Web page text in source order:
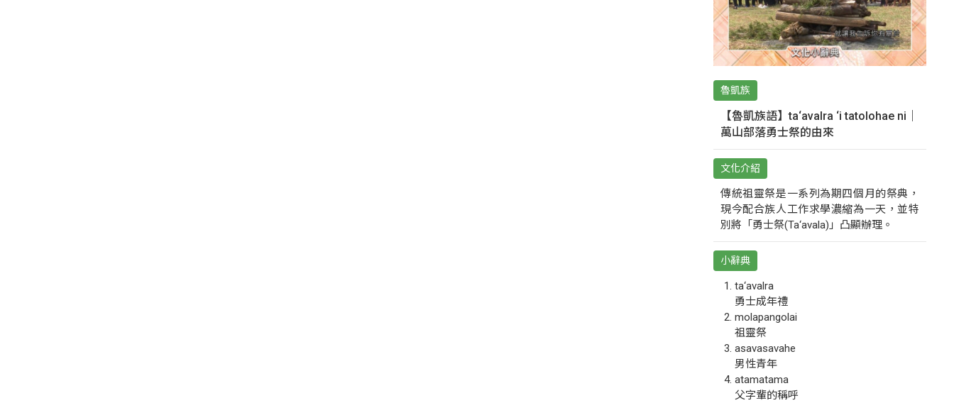
魯凱族
【魯凱族語】ta‘avalra ‘i tatolohae ni｜
萬山部落勇士祭的由來
文化介紹
傳統祖靈祭是一系列為期四個月的祭典，
現今配合族人工作求學濃縮為一天，並特
別將「勇士祭(Ta‘avala)」凸顯辦理。
小辭典
ta‘avalra
勇士成年禮
molapangolai
祖靈祭
asavasavahe
男性青年
atamatama
父字輩的稱呼